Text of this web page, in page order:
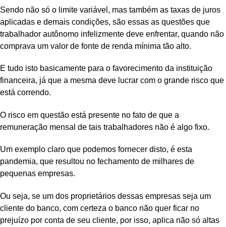
Sendo não só o limite variável, mas também as taxas de juros
aplicadas e demais condições, são essas as questões que
trabalhador autônomo infelizmente deve enfrentar, quando não
comprava um valor de fonte de renda mínima tão alto.
E tudo isto basicamente para o favorecimento da instituição
financeira, já que a mesma deve lucrar com o grande risco que
está correndo.
O risco em questão está presente no fato de que a
remuneração mensal de tais trabalhadores não é algo fixo.
Um exemplo claro que podemos fornecer disto, é esta
pandemia, que resultou no fechamento de milhares de
pequenas empresas.
Ou seja, se um dos proprietários dessas empresas seja um
cliente do banco, com certeza o banco não quer ficar no
prejuízo por conta de seu cliente, por isso, aplica não só altas